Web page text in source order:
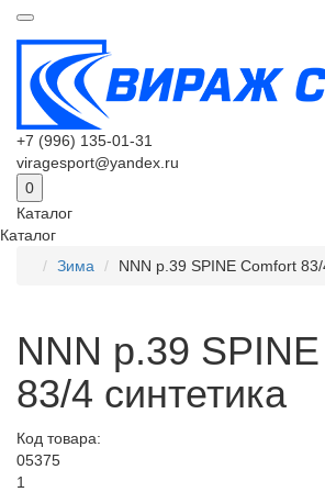
+7 (996) 135-01-31
viragesport@yandex.ru
0
Каталог
Каталог
Зима
NNN р.39 SPINE Comfort 83/
NNN р.39
83/4 синтетика
Код товара:
05375
1